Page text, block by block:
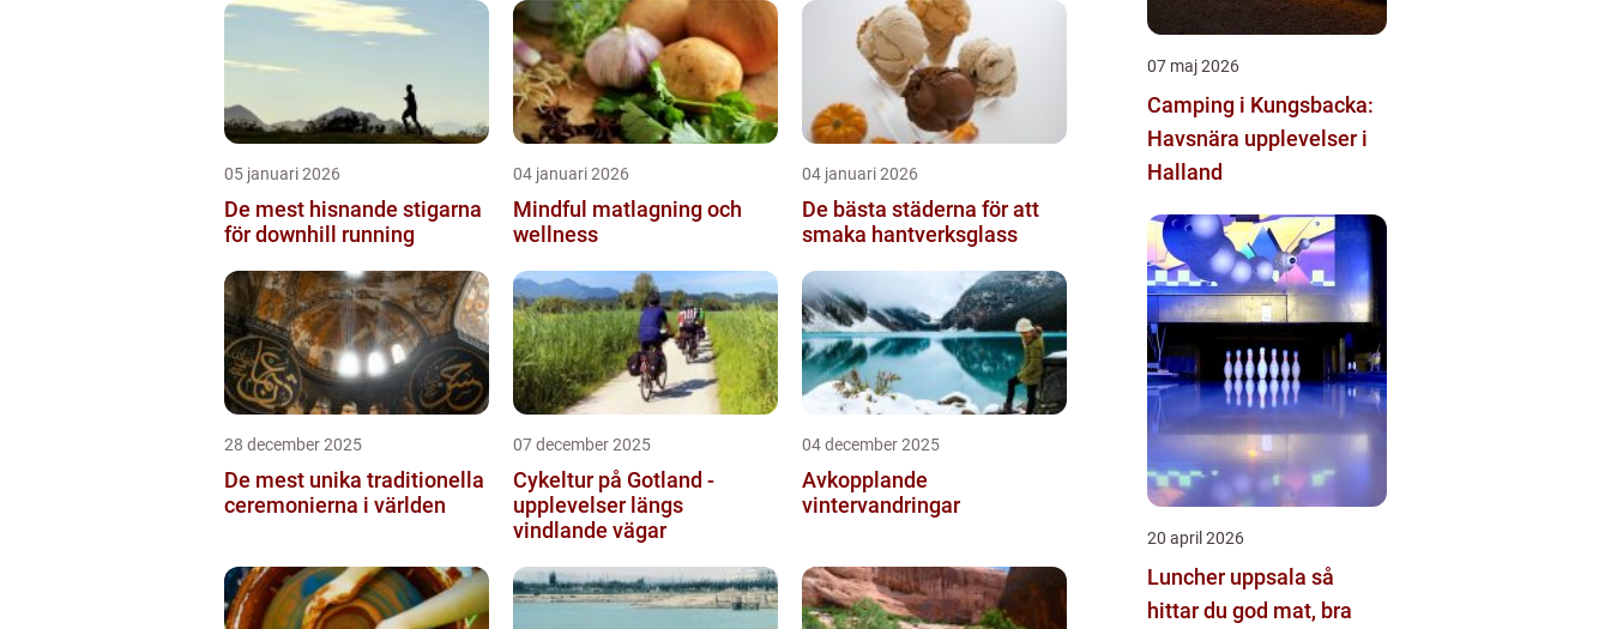
05 januari 2026
De mest hisnande stigarna
för downhill running
04 januari 2026
Mindful matlagning och
wellness
04 januari 2026
De bästa städerna för att
smaka hantverksglass
28 december 2025
De mest unika traditionella
ceremonierna i världen
07 december 2025
Cykeltur på Gotland -
upplevelser längs
vindlande vägar
04 december 2025
Avkopplande
vintervandringar
07 maj 2026
Camping i Kungsbacka:
Havsnära upplevelser i
Halland
20 april 2026
Luncher uppsala så
hittar du god mat, bra